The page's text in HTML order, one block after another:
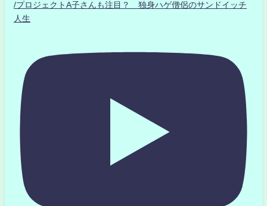
/プロジェクトA子さんも注目？ 独身ハゲ僧侶のサンドイッチ
人生